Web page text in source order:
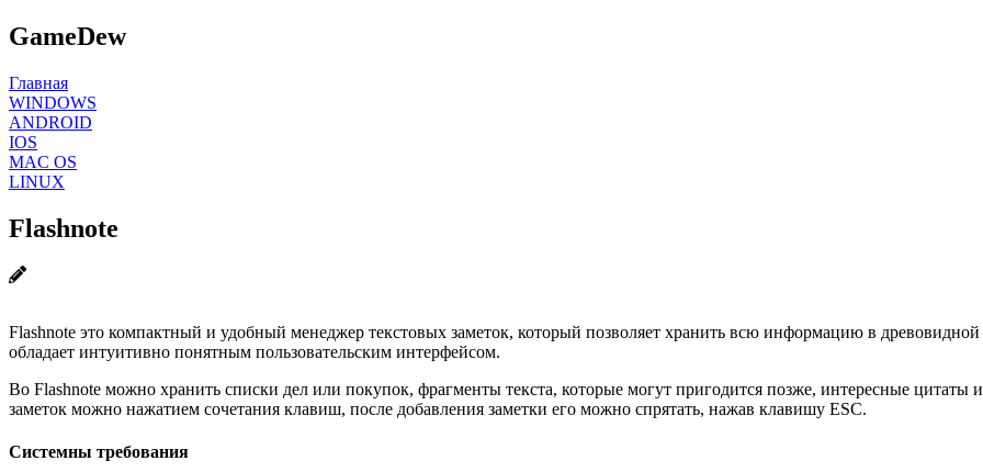
GameDew
Главная
WINDOWS
ANDROID
IOS
MAC OS
LINUX
Flashnote
Flashnote это компактный и удобный менеджер текстовых заметок, который позволяет хранить всю информацию в
обладает интуитивно понятным пользовательским интерфейсом.
Во Flashnote можно хранить списки дел или покупок, фрагменты текста, которые могут пригодится позже, интересные цитаты
заметок можно нажатием сочетания клавиш, после добавления заметки его можно спрятать, нажав клавишу ESC.
Системны требования